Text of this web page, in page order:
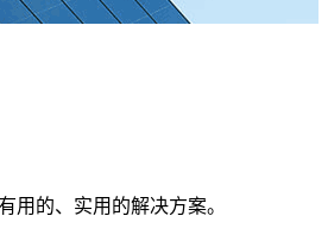
用的、实用的解决方案。